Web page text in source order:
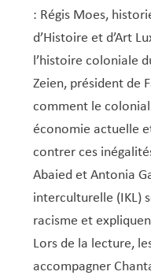
Musée municipal
Service
Subsides et aides
Vélo
Zones 20 & 30
Réserve naturelle
Sentier narratif
Urban Garden
Vergers publics
Service logement
Pacte Logement
PAG (Plan
PAP QE (Plan
PAP NQ (Plan
PAP approuvés
PAP NQ en
PAG/PAP QE –
PAG
Projet NeiSchmelz
: Régis Moes,
d’Histoire et d’Art
l’histoire coloniale
Zeien, président de
comment le
économie actuelle
contrer ces
Abaied et Antonia
interculturelle (IKL)
racisme et
Lors de la lecture,
accompagner